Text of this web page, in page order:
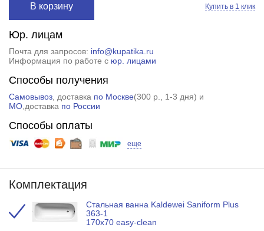
В корзину Купить в 1 клик
Юр. лицам
Почта для запросов: info@kupatika.ru
Информация по работе с юр. лицами
Способы получения
Самовывоз, доставка по Москве(300 р.
, 1-3 дня) и
МО,доставка по России
Способы оплаты
еще
Комплектация
Стальная ванна Kaldewei Saniform Plus
363-1
170x70 easy-clean